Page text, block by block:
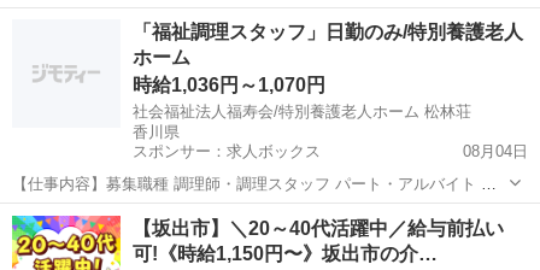
あなたに合った働き方が探せます！ ★☆ 働きやすいメリット多数
は何だろう」「どんな工夫を...
伏石駅 介護
「福祉調理スタッフ」日勤のみ/特別養護老人
ホーム
時給1,036円～1,070円
社会福祉法人福寿会/特別養護老人ホーム 松林荘
香川県
スポンサー：求人ボックス
08月04日
【仕事内容】募集職種 調理師・調理スタッフ パート・アルバイト 仕
事内容 調理 給与・手当 <給与> 時給1,036〜1,070円 <基本給> 950〜
1,050円 <手当> 交通費支給:実費(上限あり) 交通費支給月額:30,7...
アルバイト・パート
【坂出市】＼20～40代活躍中／給与前払い
可!《時給1,150円〜》坂出市の介…